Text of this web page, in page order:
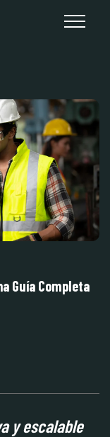
Guía Completa
y escalable